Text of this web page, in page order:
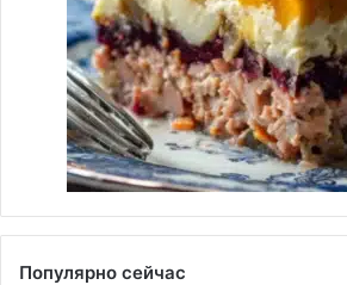
Популярно сейчас